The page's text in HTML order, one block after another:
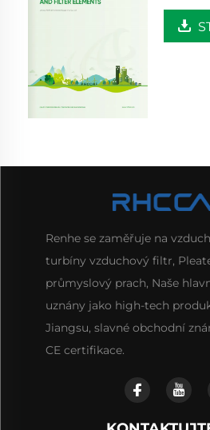
Renhe se zaměřuje na
turbíny vzduchový filtr,
průmyslový prach, Naše
uznány jako high-tech
Jiangsu, slavné obchodní
CE certifikace.